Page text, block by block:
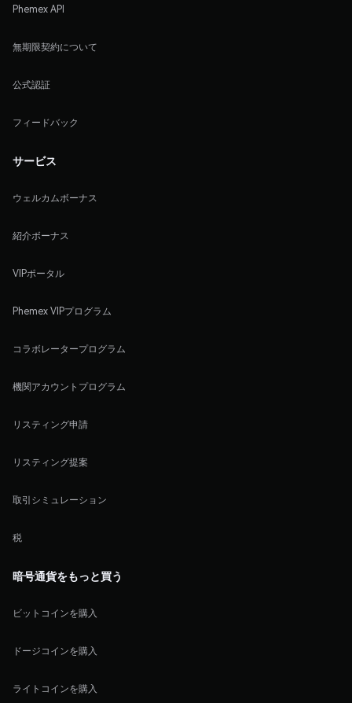
Phemex API
無期限契約について
公式認証
フィードバック
サービス
ウェルカムボーナス
紹介ボーナス
VIPポータル
Phemex VIPプログラム
コラボレータープログラム
機関アカウントプログラム
リスティング申請
リスティング提案
取引シミュレーション
税
暗号通貨をもっと買う
ビットコインを購入
ドージコインを購入
ライトコインを購入